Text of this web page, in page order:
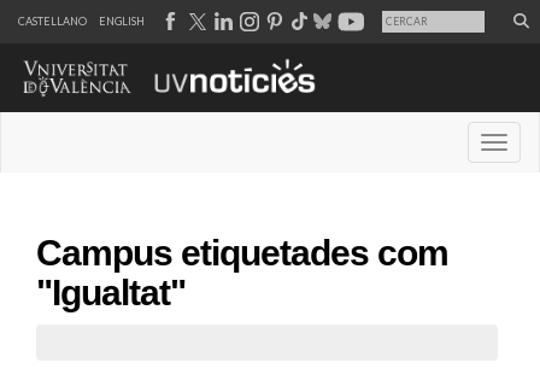
CASTELLANO ENGLISH
Campus etiquetades com
"Igualtat"